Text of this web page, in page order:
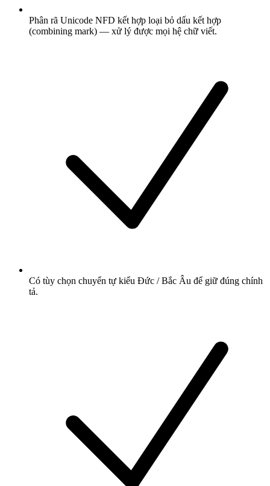
Phân rã Unicode NFD kết hợp loại bỏ dấu kết hợp
(combining mark) — xử lý được mọi hệ chữ viết.
Có tùy chọn chuyển tự kiểu Đức / Bắc Âu để giữ đúng chính
tả.